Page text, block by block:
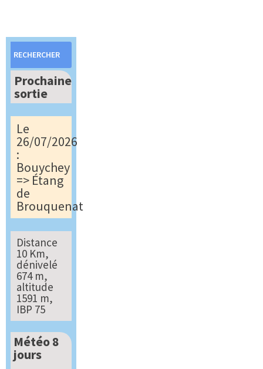
Rechercher :
Prochaine
sortie
Le
26/07/2026
:
Bouychey
=> Étang
de
Brouquenat
Distance
10 Km,
dénivelé
674 m,
altitude
1591 m,
IBP 75
Météo 8
jours